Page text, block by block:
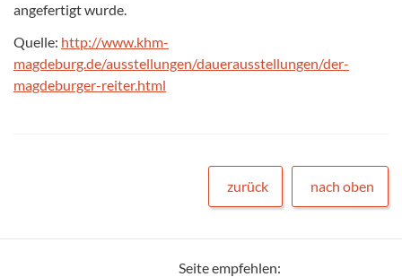
angefertigt wurde.
Quelle: http://www.khm-
magdeburg.de/ausstellungen/dauerausstellungen/der-
magdeburger-reiter.html
zurück nach oben
Seite empfehlen: